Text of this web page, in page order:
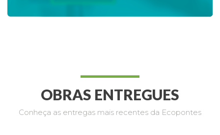
OBRAS ENTREGUES
Conheça as entregas mais recentes da Ecopontes